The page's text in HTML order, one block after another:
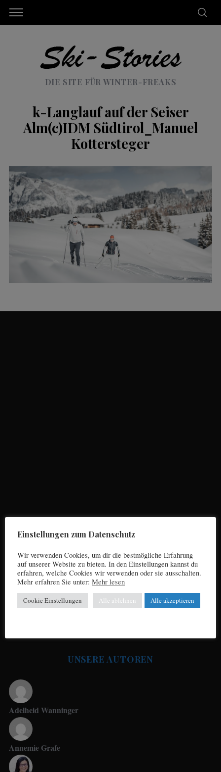
DIE SITE FÜR WINTER-FREAKS
k-Langlauf auf der Seiser
Alm(c)IDM Südtirol_Manuel
Kottersteger
UNSERE AUTOREN
Adelheid Wanninger
Annemie Grafe
a
c
f
o
r
:
Einstellungen zum Datenschutz
Wir verwenden Cookies, um dir die bestmögliche Erfahrung
auf unserer Website zu bieten. In den Einstellungen kannst du
erfahren, welche Cookies wir verwenden oder sie ausschalten.
Mehr erfahren Sie unter: Mehr lesen
Cookie Einstellungen Alle ablehnen Alle akzeptieren